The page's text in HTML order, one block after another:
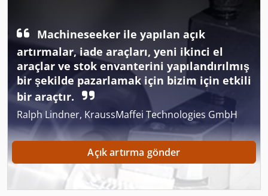
German
Gkt 60
Izlenen Araç
Köşe Araçları
Mobil Çalışma Tablosu
Tarım Araçları
Machineseeker ile yapılan açık
artırmalar, iade araçları, yeni ikinci el
araçlar ve stok envanterini yapılandırılmış
bir şekilde pazarlamak için bizim için etkili
bir araçtır.
Ralph Lindner, KraussMaffei Technologies GmbH
Açık artırma gönder